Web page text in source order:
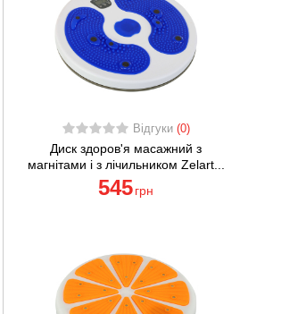
Відгуки (0)
Диск здоров'я масажний з
магнітами і з лічильником Zelart...
545 грн